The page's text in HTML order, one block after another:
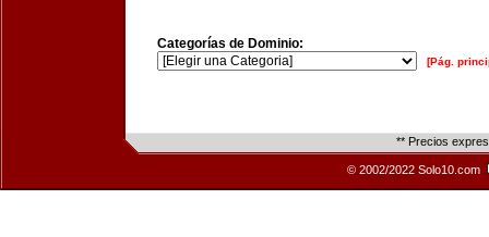
Categorías de Dominio:
[Pág.
** Precios
© 2002/2022 Solo10.com